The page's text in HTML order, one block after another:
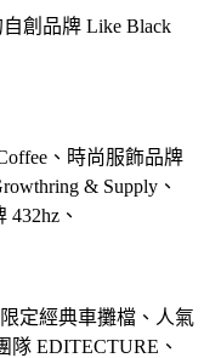
創品牌 Like Black
、時尚服飾品牌
& Supply、
432hz、
定經典車攤檔、人氣
隊 EDITECTURE、